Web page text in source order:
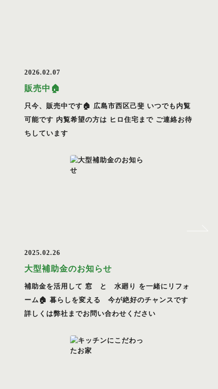
2026.02.07
販売中🏠
只今、販売中です🏠 広島市西区己斐 いつでも内覧
可能です 内覧希望の方は ヒロ住宅まで ご連絡お待
ちしています
2025.02.26
大型補助金のお知らせ
補助金を活用して 窓 と 水廻り を一緒にリフォ
ーム🏠 暮らしを変える 今が絶好のチャンスです
詳しくは弊社までお問い合わせください